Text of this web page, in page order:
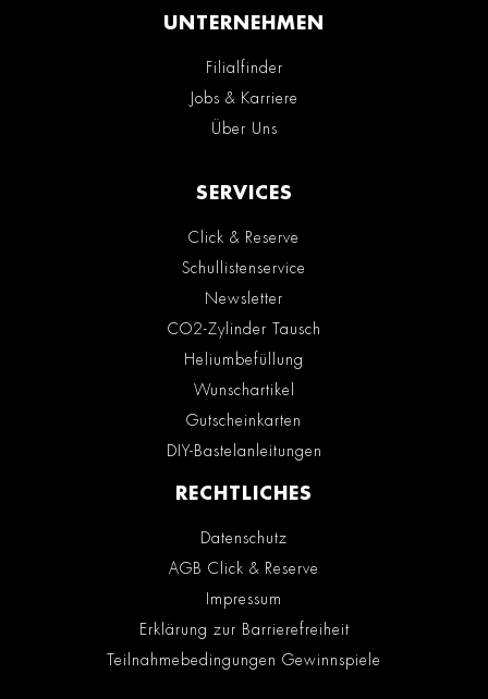
UNTERNEHMEN
Filialfinder
Jobs & Karriere
Über Uns
SERVICES
Click & Reserve
Schullistenservice
Newsletter
CO2-Zylinder Tausch
Heliumbefüllung
Wunschartikel
Gutscheinkarten
DIY-Bastelanleitungen
RECHTLICHES
Datenschutz
AGB Click & Reserve
Impressum
Erklärung zur Barrierefreiheit
Teilnahmebedingungen Gewinnspiele